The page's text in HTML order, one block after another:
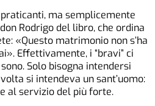
ma semplicemente
Rodrigo del libro, che ordina
«Questo matrimonio non s’ha
Effettivamente, i “bravi” ci
Solo bisogna intendersi
si intendeva un sant’uomo:
al servizio del più forte.